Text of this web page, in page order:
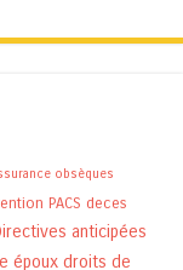
obsèques
PACS deces
anticipées
époux droits de